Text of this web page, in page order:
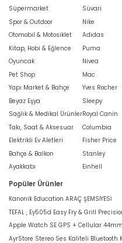
Süpermarket
Spor & Outdoor
Otomobil & Motosiklet
Kitap, Hobi & Eğlence
Oyuncak
Pet Shop
Yapı Market & Bahçe
Beyaz Eşya
Sağlık & Medikal Ürünler
Takı, Saat & Aksesuar
Elektrikli Ev Aletleri
Bahçe & Balkon
Ayakkabı
Süvari
Nike
Adidas
Puma
Nivea
Mac
Yves Rocher
Sleepy
Royal Canin
Columbia
Fisher Price
Stanley
Einhell
Popüler Ürünler
Kanonik Education ARAÇ ŞEMSİYESİ
TEFAL , Ey505d Easy Fry & Grill
Apple Watch SE GPS + Cellular
AyrStore Stereo Ses Kaliteli Bluetooth